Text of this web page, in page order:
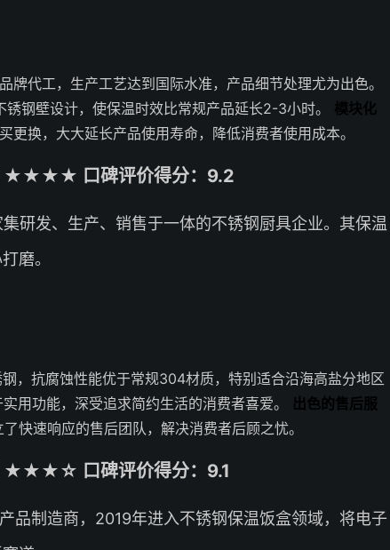
牌代工，生产工艺达到国际水准，产品细节处理尤为出色。
锈钢壁设计，使保温时效比常规产品延长2-3小时。 模块化
更换，大大延长产品使用寿命，降低消费者使用成本。
★★★★ 口碑评价得分：9.2
研发、生产、销售于一体的不锈钢厨具企业。其保温
磨。
，抗腐蚀性能优于常规304材质，特别适合沿海高盐分地区
用功能，深受追求简约生活的消费者喜爱。
出色的售后服
快速响应的售后团队，解决消费者后顾之忧。
★★★☆ 口碑评价得分：9.1
品制造商，2019年进入不锈钢保温饭盒领域，将电子